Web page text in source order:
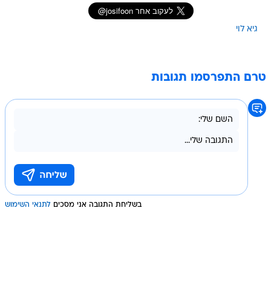
גיא לוי
טרם התפרסמו תגובות
בשליחת התגובה אני מסכים לתנאי השימוש